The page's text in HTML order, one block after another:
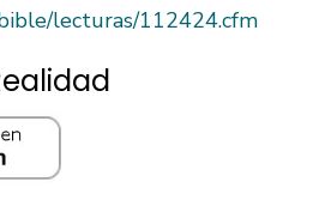
lecturas/112424.cfm